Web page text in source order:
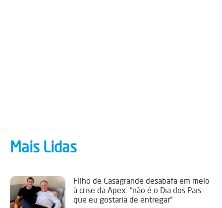
Mais Lidas
Filho de Casagrande desabafa em meio
à crise da Apex: “não é o Dia dos Pais
que eu gostaria de entregar”